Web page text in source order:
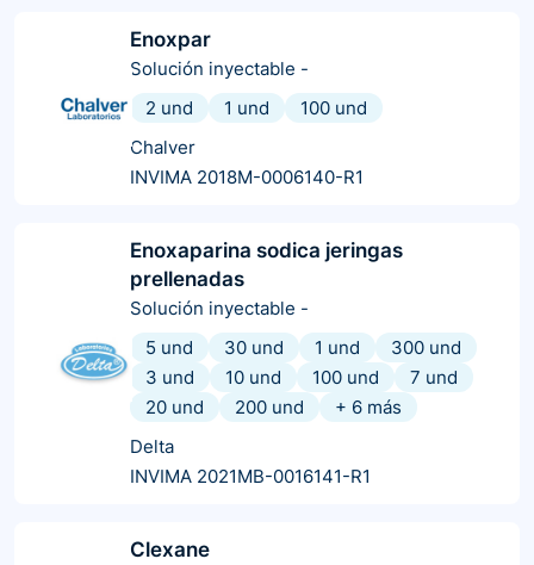
Enoxpar
Solución inyectable -
2 und
1 und
100 und
Chalver
INVIMA 2018M-0006140-R1
Enoxaparina sodica jeringas
prellenadas
Solución inyectable -
5 und
30 und 1 und
300 und
3 und
10 und 100 und
7 und
20 und
200 und + 6 más
Delta
INVIMA 2021MB-0016141-R1
Clexane